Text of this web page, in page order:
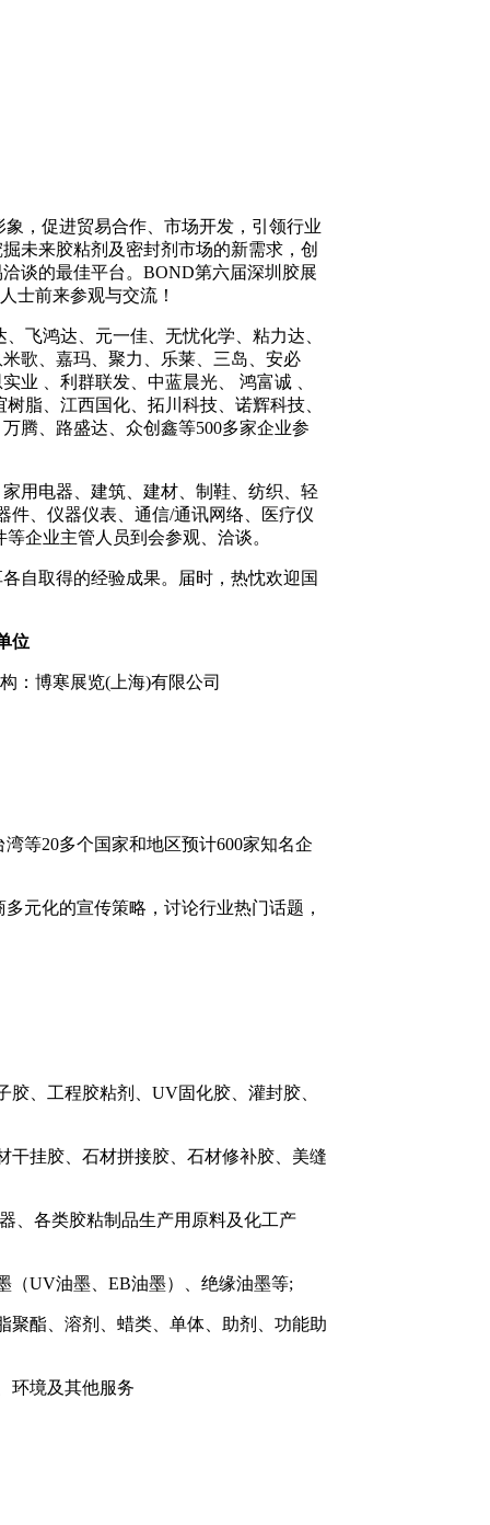
，促进贸易合作、市场开发，引领行业
未来胶粘剂及密封剂市场的新需求，创
谈的最佳平台。BOND第六届深圳胶展
士前来参观与交流！
飞鸿达、元一佳、无忧化学、粘力达、
歌、嘉玛、聚力、乐莱、三岛、安必
业 、利群联发、中蓝晨光、 鸿富诚 、
脂、江西国化、拓川科技、诺辉科技、
腾、路盛达、众创鑫等500多家企业参
用电器、建筑、建材、制鞋、纺织、轻
件、仪器仪表、通信/通讯网络、医疗仪
企业主管人员到会参观、洽谈。
自取得的经验成果。届时，热忱欢迎国
位
：博寒展览(上海)有限公司
湾等20多个国家和地区预计600家知名企
元化的宣传策略，讨论行业热门话题，
、工程胶粘剂、 UV固化胶、灌封胶、
干挂胶、石材拼接胶、石材修补胶、美缝
、各类胶粘制品生产用原料及化工产
（UV油墨、EB油墨）、绝缘油墨等;
聚酯、溶剂、蜡类、单体、助剂、功能助
环境及其他服务